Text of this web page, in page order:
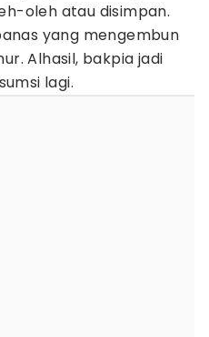
oleh atau disimpan.
yang mengembun
Alhasil, bakpia jadi
lagi.